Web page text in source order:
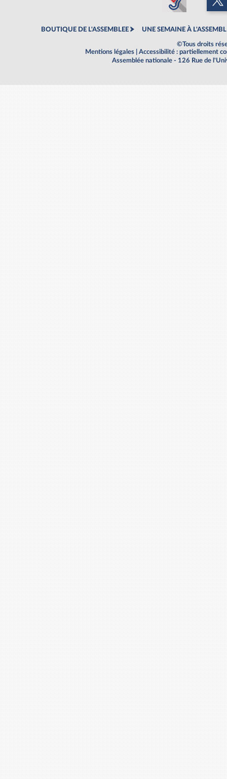
BOUTIQUE DE L'ASSEMBLEE UNE SEMAINE À
©Tous droits
Mentions légales
Accessibilité : partiellement
Assemblée nationale - 126 Rue de